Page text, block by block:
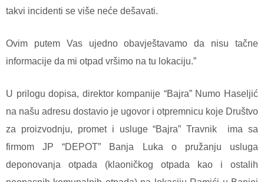
takvi incidenti se više neće dešavati.
Ovim putem Vas ujedno obavještavamo da nisu tačne
informacije da mi otpad vršimo na tu lokaciju.”
U prilogu dopisa, direktor kompanije “Bajra” Numo Haseljić
na našu adresu dostavio je ugovor i otpremnicu koje Društvo
za proizvodnju, promet i usluge “Bajra” Travnik
ima sa
firmom JP “DEPOT” Banja Luka o pružanju usluga
deponovanja otpada (klaoničkog otpada kao i ostalih